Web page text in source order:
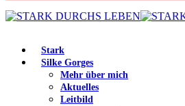
Stark
Silke Gorges
Mehr über mich
Aktuelles
Leitbild